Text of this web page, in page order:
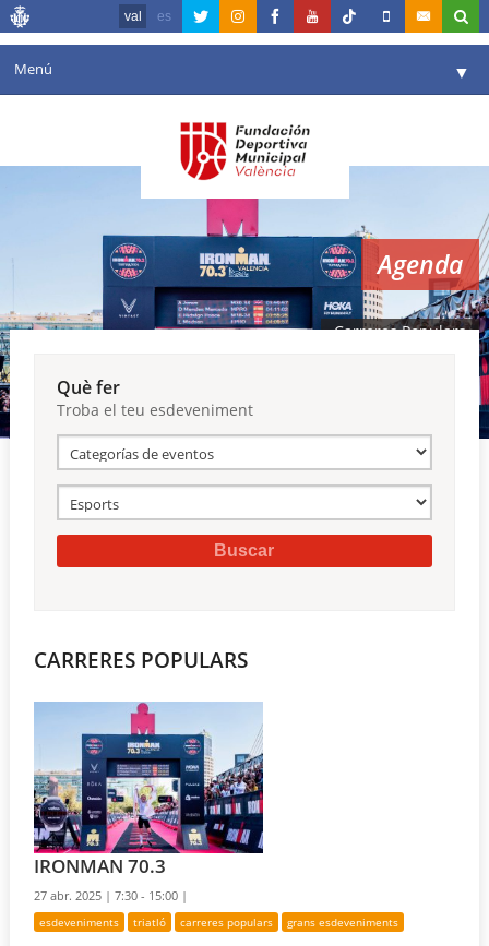
val es
Menú ▼
Agenda
▼
València en esport ▼
Reserves
Agenda
Carreres Populars
Què fer
Troba el teu esdeveniment
CARRERES POPULARS
IRONMAN 70.3
27 abr. 2025 |7:30 - 15:00 |
esdeveniments triatló carreres populars grans esdeveniments